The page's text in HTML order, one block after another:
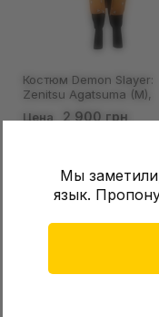
Мы
язык.
Костюм Demon Slayer:
Zenitsu Agatsuma (M),
(129388)
Цена 2 900 грн